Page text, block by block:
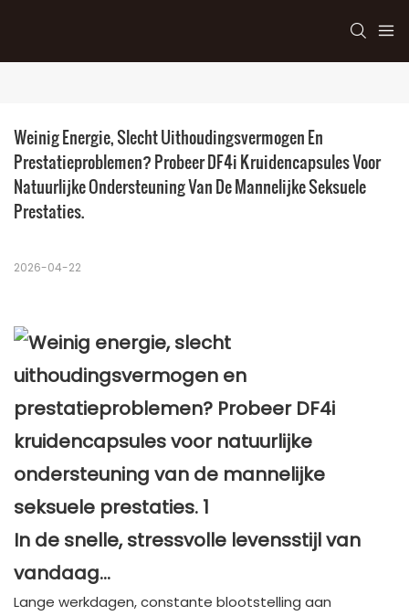
Weinig Energie, Slecht Uithoudingsvermogen En
Prestatieproblemen? Probeer DF4i Kruidencapsules Voor
Natuurlijke Ondersteuning Van De Mannelijke Seksuele
Prestaties.
2026-04-22
In de snelle, stressvolle levensstijl van
vandaag…
Lange werkdagen, constante blootstelling aan